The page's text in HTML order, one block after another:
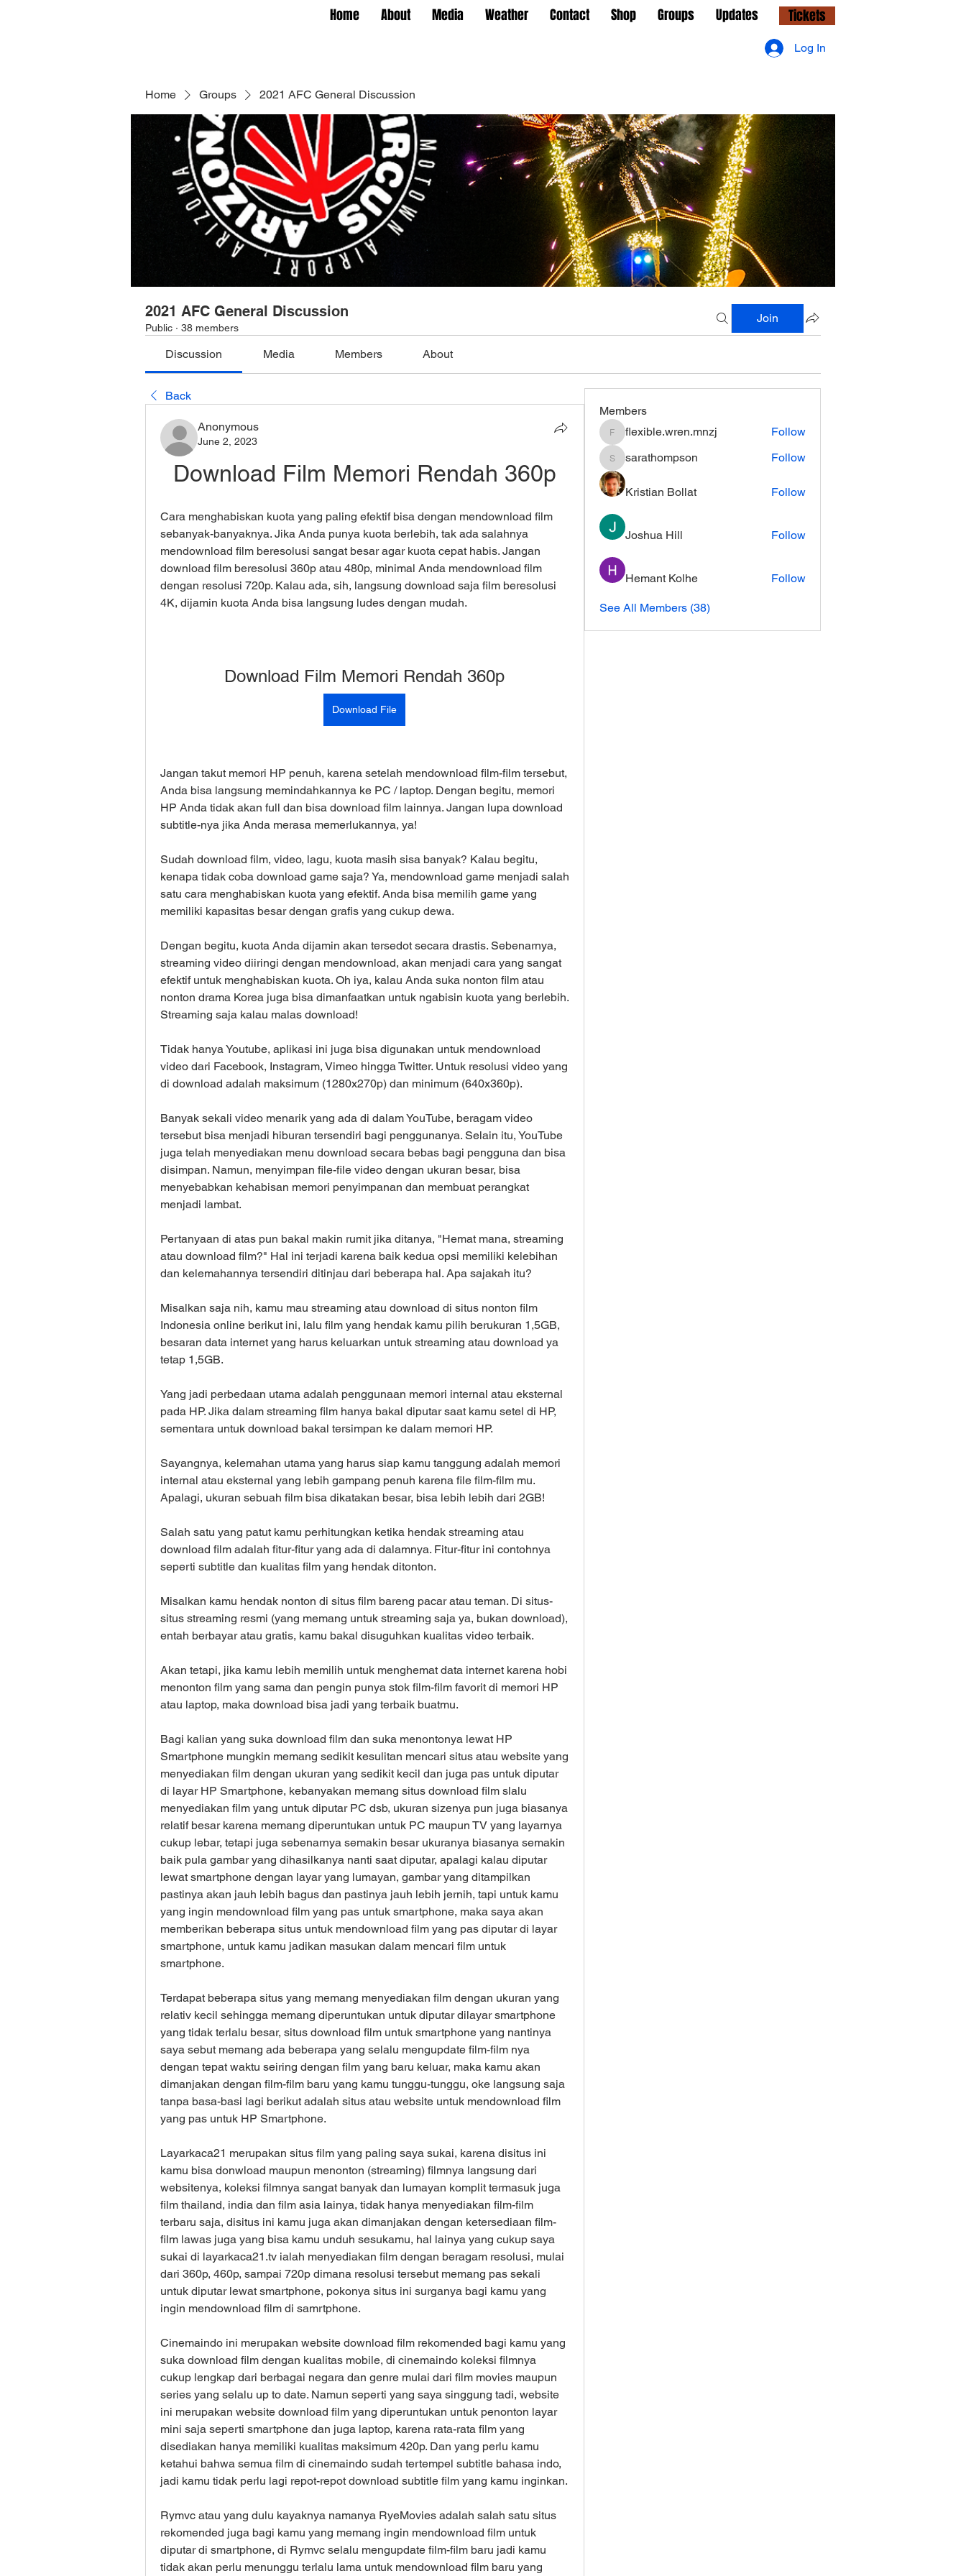
Home About Media Weather Contact Shop Groups Updates Tickets
Home Groups 2021 AFC General Discussion
2021 AFC General Discussion
Public · 38 members
Join
Discussion Media Members About
Back
Anonymous
June 2, 2023
Download Film Memori Rendah 360p
Cara menghabiskan kuota yang paling efektif bisa dengan mendownload film
sebanyak-banyaknya. Jika Anda punya kuota berlebih, tak ada salahnya
mendownload film beresolusi sangat besar agar kuota cepat habis. Jangan
download film beresolusi 360p atau 480p, minimal Anda mendownload film
dengan resolusi 720p. Kalau ada, sih, langsung download saja film beresolusi
4K, dijamin kuota Anda bisa langsung ludes dengan mudah.
Download Film Memori Rendah 360p
Download File
Jangan takut memori HP penuh, karena setelah mendownload film-film tersebut,
Anda bisa langsung memindahkannya ke PC / laptop. Dengan begitu, memori
HP Anda tidak akan full dan bisa download film lainnya. Jangan lupa download
subtitle-nya jika Anda merasa memerlukannya, ya!
Sudah download film, video, lagu, kuota masih sisa banyak? Kalau begitu,
kenapa tidak coba download game saja? Ya, mendownload game menjadi salah
satu cara menghabiskan kuota yang efektif. Anda bisa memilih game yang
memiliki kapasitas besar dengan grafis yang cukup dewa.
Dengan begitu, kuota Anda dijamin akan tersedot secara drastis. Sebenarnya,
streaming video diiringi dengan mendownload, akan menjadi cara yang sangat
efektif untuk menghabiskan kuota. Oh iya, kalau Anda suka nonton film atau
nonton drama Korea juga bisa dimanfaatkan untuk ngabisin kuota yang berlebih.
Streaming saja kalau malas download!
Tidak hanya Youtube, aplikasi ini juga bisa digunakan untuk mendownload
video dari Facebook, Instagram, Vimeo hingga Twitter. Untuk resolusi video yang
di download adalah maksimum (1280x270p) dan minimum (640x360p).
Banyak sekali video menarik yang ada di dalam YouTube, beragam video
tersebut bisa menjadi hiburan tersendiri bagi penggunanya. Selain itu, YouTube
juga telah menyediakan menu download secara bebas bagi pengguna dan bisa
disimpan. Namun, menyimpan file-file video dengan ukuran besar, bisa
menyebabkan kehabisan memori penyimpanan dan membuat perangkat
menjadi lambat.
Pertanyaan di atas pun bakal makin rumit jika ditanya, "Hemat mana, streaming
atau download film?" Hal ini terjadi karena baik kedua opsi memiliki kelebihan
dan kelemahannya tersendiri ditinjau dari beberapa hal. Apa sajakah itu?
Misalkan saja nih, kamu mau streaming atau download di situs nonton film
Indonesia online berikut ini, lalu film yang hendak kamu pilih berukuran 1,5GB,
besaran data internet yang harus keluarkan untuk streaming atau download ya
tetap 1,5GB.
Yang jadi perbedaan utama adalah penggunaan memori internal atau eksternal
pada HP. Jika dalam streaming film hanya bakal diputar saat kamu setel di HP,
sementara untuk download bakal tersimpan ke dalam memori HP.
Sayangnya, kelemahan utama yang harus siap kamu tanggung adalah memori
internal atau eksternal yang lebih gampang penuh karena file film-film mu.
Apalagi, ukuran sebuah film bisa dikatakan besar, bisa lebih lebih dari 2GB!
Salah satu yang patut kamu perhitungkan ketika hendak streaming atau
download film adalah fitur-fitur yang ada di dalamnya. Fitur-fitur ini contohnya
seperti subtitle dan kualitas film yang hendak ditonton.
Misalkan kamu hendak nonton di situs film bareng pacar atau teman. Di situs-
situs streaming resmi (yang memang untuk streaming saja ya, bukan download),
entah berbayar atau gratis, kamu bakal disuguhkan kualitas video terbaik.
Akan tetapi, jika kamu lebih memilih untuk menghemat data internet karena hobi
menonton film yang sama dan pengin punya stok film-film favorit di memori HP
atau laptop, maka download bisa jadi yang terbaik buatmu.
Bagi kalian yang suka download film dan suka menontonya lewat HP
Smartphone mungkin memang sedikit kesulitan mencari situs atau website yang
menyediakan film dengan ukuran yang sedikit kecil dan juga pas untuk diputar
di layar HP Smartphone, kebanyakan memang situs download film slalu
menyediakan film yang untuk diputar PC dsb, ukuran sizenya pun juga biasanya
relatif besar karena memang diperuntukan untuk PC maupun TV yang layarnya
cukup lebar, tetapi juga sebenarnya semakin besar ukuranya biasanya semakin
baik pula gambar yang dihasilkanya nanti saat diputar, apalagi kalau diputar
lewat smartphone dengan layar yang lumayan, gambar yang ditampilkan
pastinya akan jauh lebih bagus dan pastinya jauh lebih jernih, tapi untuk kamu
yang ingin mendownload film yang pas untuk smartphone, maka saya akan
memberikan beberapa situs untuk mendownload film yang pas diputar di layar
smartphone, untuk kamu jadikan masukan dalam mencari film untuk
smartphone.
Terdapat beberapa situs yang memang menyediakan film dengan ukuran yang
relativ kecil sehingga memang diperuntukan untuk diputar dilayar smartphone
yang tidak terlalu besar, situs download film untuk smartphone yang nantinya
saya sebut memang ada beberapa yang selalu mengupdate film-film nya
dengan tepat waktu seiring dengan film yang baru keluar, maka kamu akan
dimanjakan dengan film-film baru yang kamu tunggu-tunggu, oke langsung saja
tanpa basa-basi lagi berikut adalah situs atau website untuk mendownload film
yang pas untuk HP Smartphone.
Layarkaca21 merupakan situs film yang paling saya sukai, karena disitus ini
kamu bisa donwload maupun menonton (streaming) filmnya langsung dari
websitenya, koleksi filmnya sangat banyak dan lumayan komplit termasuk juga
film thailand, india dan film asia lainya, tidak hanya menyediakan film-film
terbaru saja, disitus ini kamu juga akan dimanjakan dengan ketersediaan film-
film lawas juga yang bisa kamu unduh sesukamu, hal lainya yang cukup saya
sukai di layarkaca21.tv ialah menyediakan film dengan beragam resolusi, mulai
dari 360p, 460p, sampai 720p dimana resolusi tersebut memang pas sekali
untuk diputar lewat smartphone, pokonya situs ini surganya bagi kamu yang
ingin mendownload film di samrtphone.
Cinemaindo ini merupakan website download film rekomended bagi kamu yang
suka download film dengan kualitas mobile, di cinemaindo koleksi filmnya
cukup lengkap dari berbagai negara dan genre mulai dari film movies maupun
series yang selalu up to date. Namun seperti yang saya singgung tadi, website
ini merupakan website download film yang diperuntukan untuk penonton layar
mini saja seperti smartphone dan juga laptop, karena rata-rata film yang
disediakan hanya memiliki kualitas maksimum 420p. Dan yang perlu kamu
ketahui bahwa semua film di cinemaindo sudah tertempel subtitle bahasa indo,
jadi kamu tidak perlu lagi repot-repot download subtitle film yang kamu inginkan.
Rymvc atau yang dulu kayaknya namanya RyeMovies adalah salah satu situs
rekomended juga bagi kamu yang memang ingin mendownload film untuk
diputar di smartphone, di Rymvc selalu mengupdate film-film baru jadi kamu
tidak akan perlu menunggu terlalu lama untuk mendownload film baru yang
Members
flexible.wren.mnzj
flexible.wren.mnzj Follow
sarathompson
sarathompson Follow
Kristian Bollat Follow
Joshua Hill Follow
Hemant Kolhe Follow
See All Members (38)
Log In